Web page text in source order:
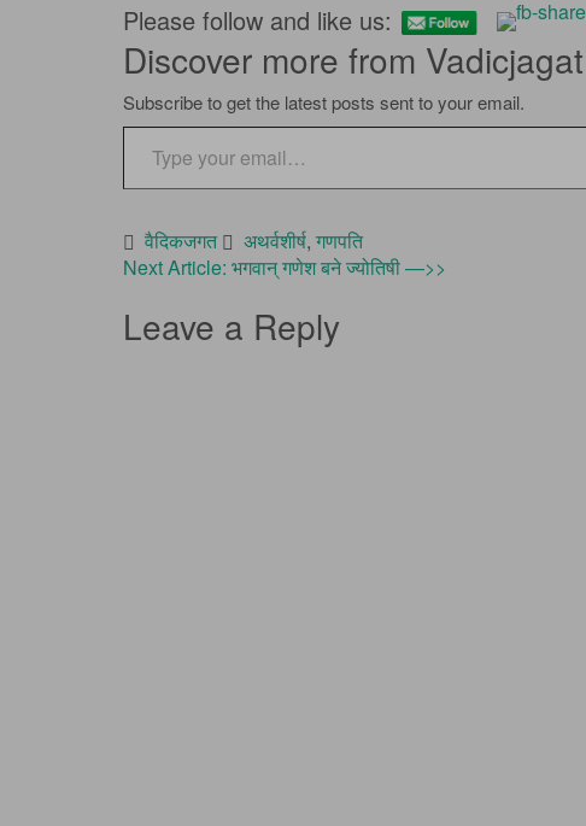
Please follow and like us:
Discover more from Vadicjagat
Subscribe to get the latest posts sent to your email.
Type your email…
वैदिकजगत अथर्वशीर्ष, गणपति
Post
navigation
Next Article: भगवान् गणेश बने ज्योतिषी —>>
Leave a Reply